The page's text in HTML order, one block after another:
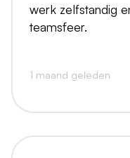
werk zelfstandig
teamsfeer.
1 maand geleden